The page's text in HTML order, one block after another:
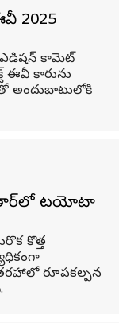
2025
ఎడిషన్‌ కామెట్‌
ఈవీ కారును
అందుబాటులోకి
టయోటా
కొత్త
రూపకల్పన